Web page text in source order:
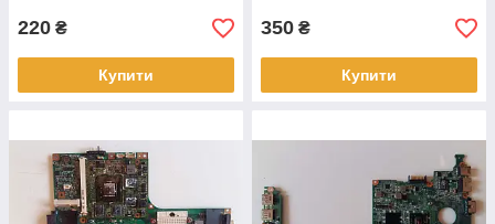
220 ₴
Купити
350 ₴
Купити